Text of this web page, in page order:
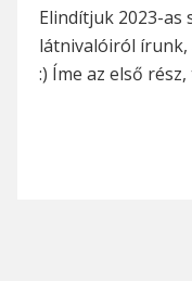
Elindítjuk 2023-as
látnivalóiról írunk,
:) Íme az első